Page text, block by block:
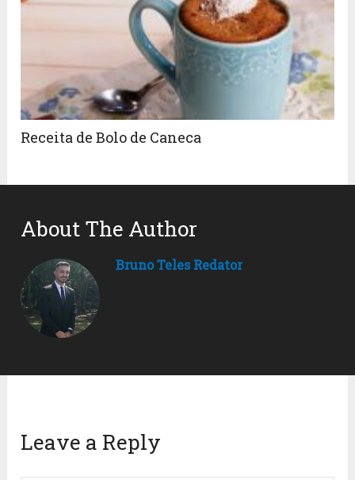
Receita de Bolo de Caneca
About The Author
Bruno Teles Redator
Leave a Reply